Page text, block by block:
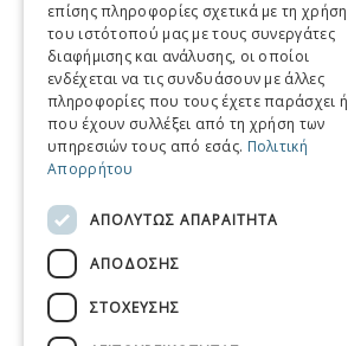
GERMAN
SPANISH
CHINESE (SIMPLIFIED)
CHINESE
επίσης πληροφορίες σχετικά με τη χρήση
του ιστότοπού μας με τους συνεργάτες
διαφήμισης και ανάλυσης, οι οποίοι
ενδέχεται να τις συνδυάσουν με άλλες
πληροφορίες που τους έχετε παράσχει ή
που έχουν συλλέξει από τη χρήση των
υπηρεσιών τους από εσάς. Πολιτική
Απορρήτου
ΑΠΟΛΎΤΩΣ ΑΠΑΡΑΊΤΗΤΑ
ΑΠΌΔΟΣΗΣ
ΣΤΌΧΕΥΣΗΣ